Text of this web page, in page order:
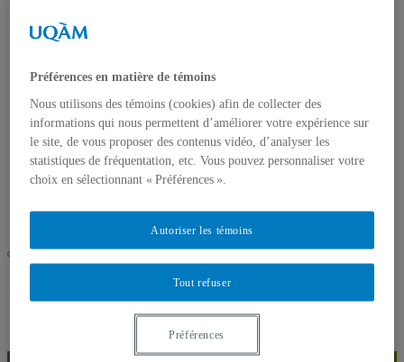
internationales
Projets et initiatives terminés
Présentation des chantiers
S’engager dans la réconciliation avec les
Premiers Peuples
Agir pour l’équité et l’inclusion des personnes en
situation de handicap
Agir pour l’équité et l’inclusion des femmes et
des personnes LGBTQ2+
17 mai 2024 : Journée internationale contre l’homophobie et
Préférences en matière de témoins
Nous utilisons des témoins (cookies) afin de collecter des
informations qui nous permettent d’améliorer votre expérience sur
le site, de vous proposer des contenus vidéo, d’analyser les
statistiques de fréquentation, etc. Vous pouvez personnaliser votre
choix en sélectionnant « Préférences ».
Tout refuser
Autoriser les témoins
Préférences